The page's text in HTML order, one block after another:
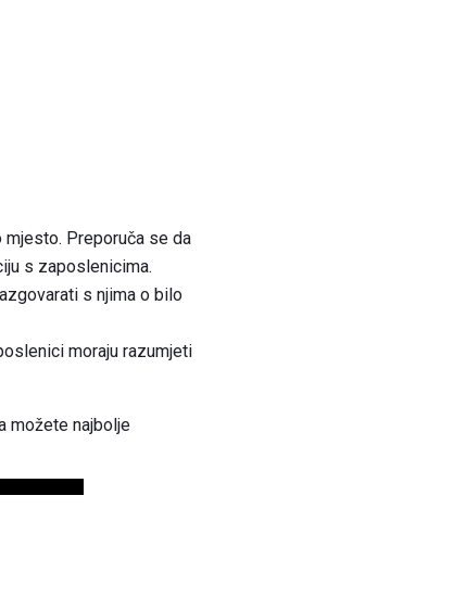
mjesto. Preporuča se da
s zaposlenicima.
s njima o bilo
moraju razumjeti
možete najbolje